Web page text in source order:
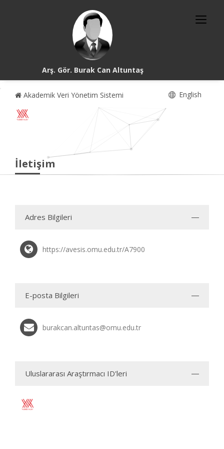
Arş. Gör. Burak Can Altuntaş
Akademik Veri Yönetim Sistemi English
İletişim
Adres Bilgileri
https://avesis.omu.edu.tr/A7900
E-posta Bilgileri
burakcan.altuntas@omu.edu.tr
Uluslararası Araştırmacı ID'leri